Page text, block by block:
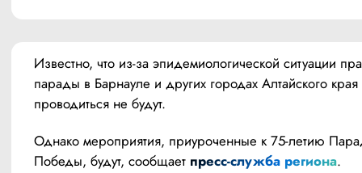
Известно, что из-за эпидемиологической ситуации
парады в Барнауле и других городах Алтайского
проводиться не будут.
Однако мероприятия, приуроченные к 75-летию
Победы, будут, сообщает пресс-служба региона.